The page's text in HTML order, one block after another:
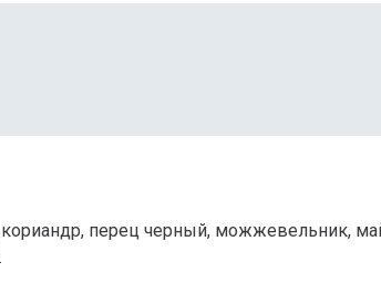
кориандр, перец черный, можжевельник,